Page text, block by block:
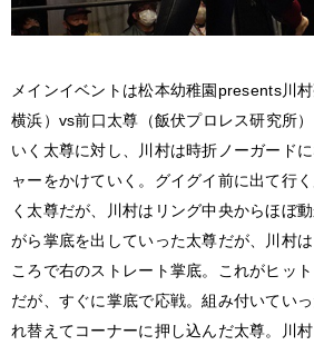
メインイベントは松本幼稚園presents川
横浜）vs前口太尊（飯伏プロレス研究所
いく太尊に対し、川村は時折ノーガード
ャーをかけていく。グイグイ前に出て行
く太尊だが、川村はリング中央からほぼ
がら掌底を出していった太尊だが、川村
ころで右のストレート掌底。これがヒッ
だが、すぐに掌底で応戦。組み付いてい
れ替えてコーナーに押し込んだ太尊。川